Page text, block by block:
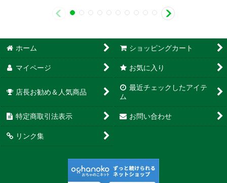
ホーム ショッピングカート
マイページ お気に入り
店長お勧め＆人気商品
最近チェックしたアイテ
ム
特定商取引法表示 お問い合わせ
リンク集